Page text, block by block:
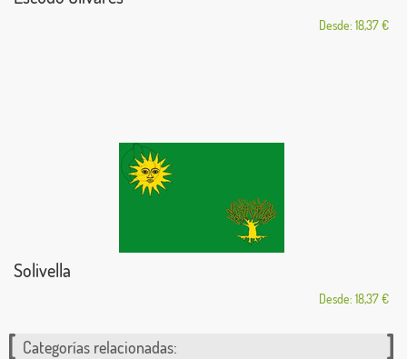
Desde: 18,37 €
Solivella
Desde: 18,37 €
Categorías relacionadas: